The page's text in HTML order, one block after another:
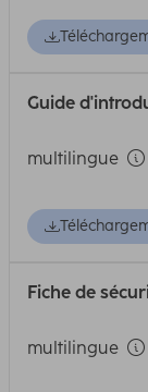
Guide
multilingue
Fiche de
multilingue